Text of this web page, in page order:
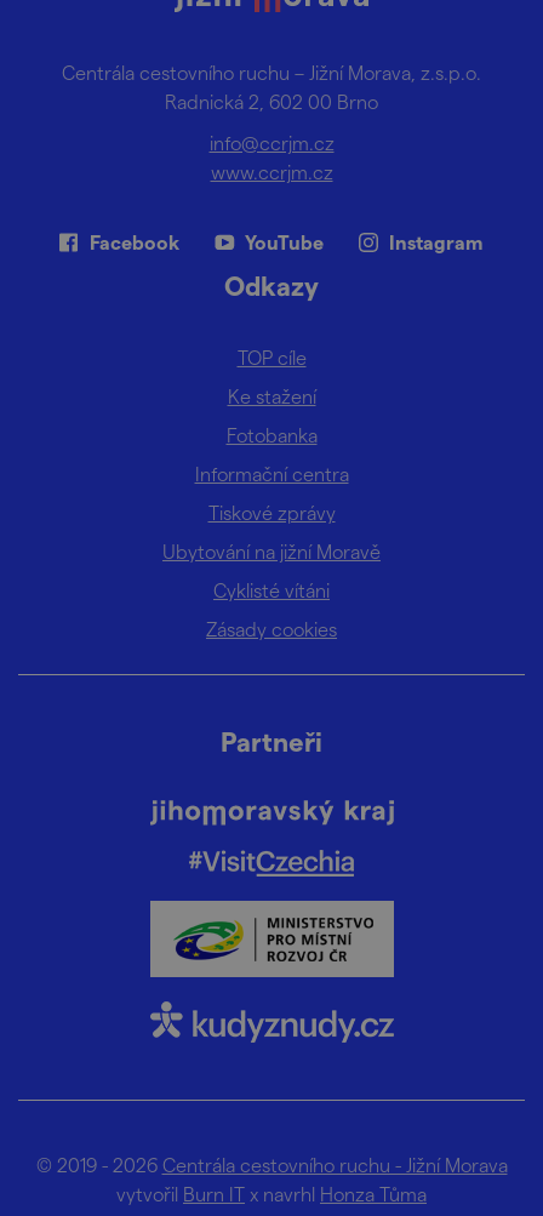
Centrála cestovního ruchu – Jižní Morava, z.s.p.o.
Radnická 2, 602 00 Brno
info@ccrjm.cz
www.ccrjm.cz
Facebook YouTube Instagram
Odkazy
TOP cíle
Ke stažení
Fotobanka
Informační centra
Tiskové zprávy
Ubytování na jižní Moravě
Cyklisté vítáni
Zásady cookies
Partneři
© 2019 - 2026 Centrála cestovního ruchu - Jižní Morava
vytvořil Burn IT x navrhl Honza Tůma